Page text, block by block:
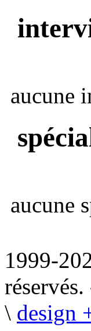
aucune
aucune
1999-
réservés.
\ design